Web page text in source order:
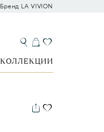
Бренд LA VIVION
КОЛЛЕКЦИИ